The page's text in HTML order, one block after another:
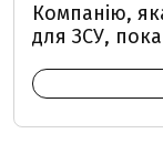
Компанію,
для ЗСУ,